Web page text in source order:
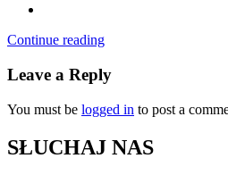
Continue reading
Leave a Reply
You must be logged in to post a
SŁUCHAJ NAS